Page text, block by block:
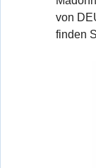
von
finden